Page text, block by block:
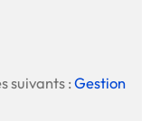
suivants :Gestion